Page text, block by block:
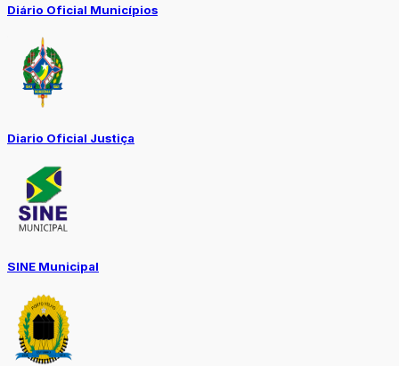
Diário Oficial Municípios
Diario Oficial Justiça
SINE Municipal